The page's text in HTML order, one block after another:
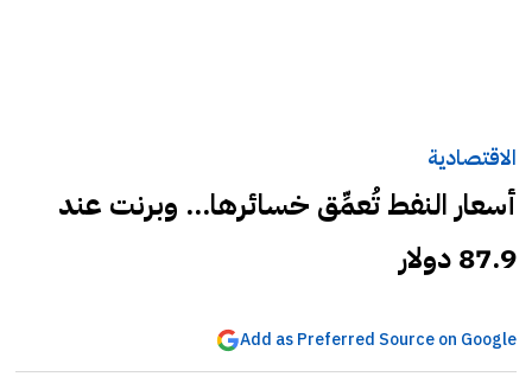
الاقتصادية
أسعار النفط تُعمِّق خسائرها... وبرنت عند
87.9 دولار
Add as Preferred Source on Google